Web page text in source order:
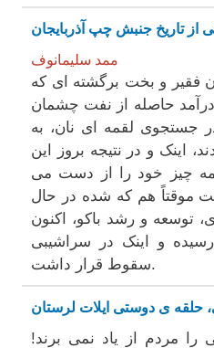
از تاریخ جنبش چپ آذربایجان
ممد سلیمانوف
فقیر و بخت برگشته ای که
درآمد حاصله از نفت چشمان
جستجوی لقمه ای نان، به
اینک و در نتیجه بروز این
چیز خود را از دست می
موقتاً هم که شده در حال
توسعه و رشد باکو، اکنون
و اینک در سراشیبی
سقوط قرار داشت.
حلقه ی دوستی ایلات لرستان
را مردم از یاد نمی برند!